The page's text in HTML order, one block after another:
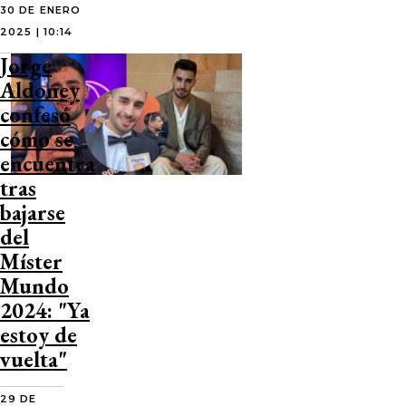
30 DE ENERO
2025 | 10:14
Jorge
Aldoney
confesó
cómo se
encuentra
tras
bajarse
del
Míster
Mundo
2024: "Ya
estoy de
vuelta"
29 DE